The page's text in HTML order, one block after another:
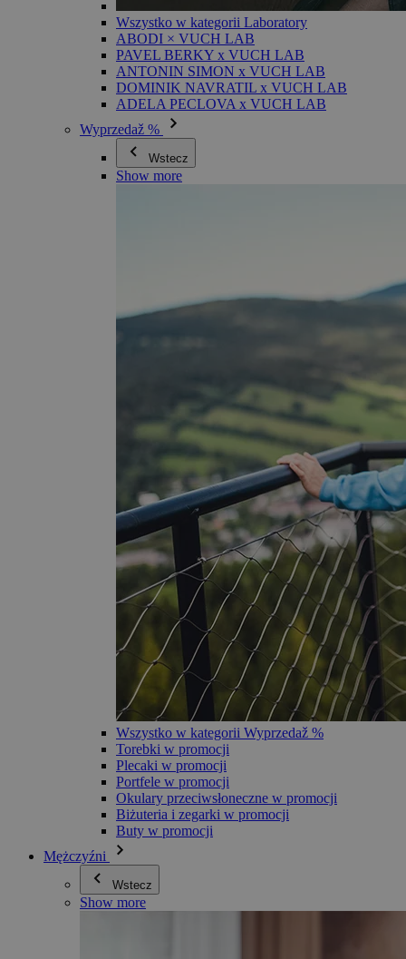
Wszystko w kategorii Laboratory
ABODI × VUCH LAB
PAVEL BERKY x VUCH LAB
ANTONIN SIMON x VUCH LAB
DOMINIK NAVRATIL x VUCH LAB
ADELA PECLOVA x VUCH LAB
Wyprzedaž %
Wstecz
Show more
Wszystko w kategorii Wyprzedaž %
Torebki w promocji
Plecaki w promocji
Portfele w promocji
Okulary przeciwsłoneczne w promocji
Biżuteria i zegarki w promocji
Buty w promocji
Mężczyźni
Wstecz
Show more